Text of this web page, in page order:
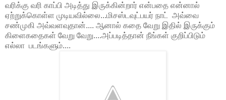
வரிக்கு வரி காப்பி அடித்து இருக்கின்றார் என்பதை என்னால்
ஏற்றுக்கொள்ள முடியவில்லை...மிசஸ்டவுட்பயர் நாட் அவ்வை
சண்முகி அவ்வளவுதான்.... ஆனால் கதை வேறு இதில் இருக்கும்
கிளைகதைகள் வேறு வேறு....அப்படித்தான் நீங்கள் குறிப்பிடும்
எல்லா படங்களும்....